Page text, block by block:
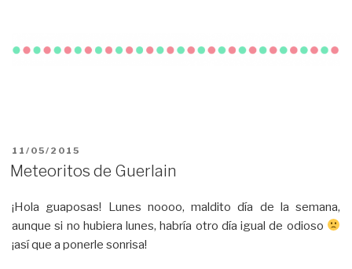
PUBLICADO
EL
11/05/2015
Meteoritos de Guerlain
¡Hola guaposas! Lunes noooo, maldito día de la semana,
aunque si no hubiera lunes, habría otro día igual de odioso
¡así que a ponerle sonrisa!